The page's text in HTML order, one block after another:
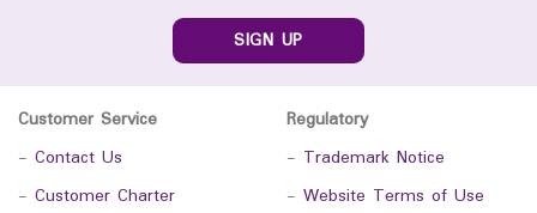
SIGN UP
Customer Service
- Contact Us
- Customer Charter
Regulatory
- Trademark Notice
- Website Terms of Use